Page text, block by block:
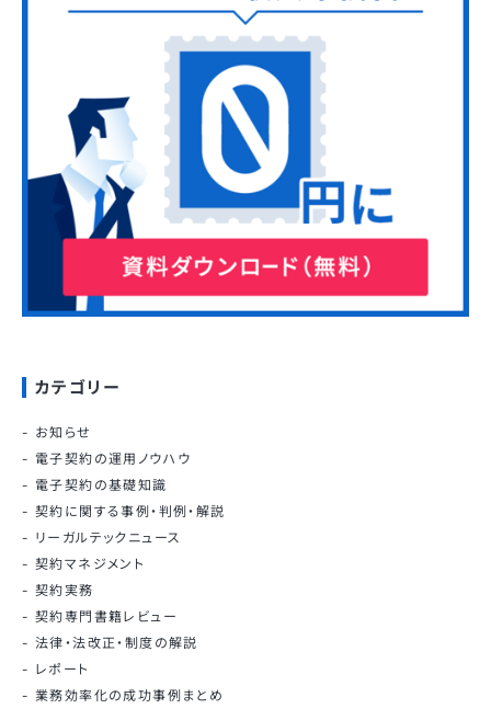
カテゴリー
お知らせ
電子契約の運用ノウハウ
電子契約の基礎知識
契約に関する事例・判例・解説
リーガルテックニュース
契約マネジメント
契約実務
契約専門書籍レビュー
法律・法改正・制度の解説
レポート
業務効率化の成功事例まとめ